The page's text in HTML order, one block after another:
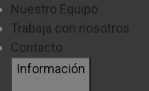
Nuestro Equipo
Trabaja con nosotros
Contacto
Información